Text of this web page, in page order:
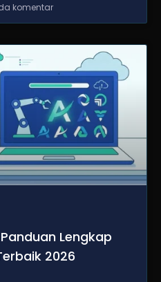
komentar
Lengkap
2026